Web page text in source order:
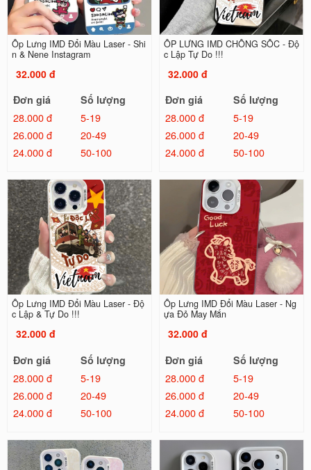
Ốp Lưng IMD Đổi Màu Laser - Shi
n & Nene Instagram
32.000 đ
Đơn giá
Số lượng
28.000 đ
5-19
26.000 đ
20-49
24.000 đ
50-100
ỐP LƯNG IMD CHỐNG SỐC - Độ
c Lập Tự Do !!!
32.000 đ
Đơn giá
Số lượng
28.000 đ
5-19
26.000 đ
20-49
24.000 đ
50-100
Ốp Lưng IMD Đổi Màu Laser - Độ
c Lập & Tự Do !!!
32.000 đ
Đơn giá
Số lượng
28.000 đ
5-19
26.000 đ
20-49
24.000 đ
50-100
Ốp Lưng IMD Đổi Màu Laser - Ng
ựa Đỏ May Mắn
32.000 đ
Đơn giá
Số lượng
28.000 đ
5-19
26.000 đ
20-49
24.000 đ
50-100